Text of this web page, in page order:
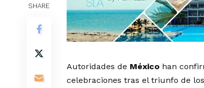
SHARE
Autoridades de México han
celebraciones tras el triunfo de